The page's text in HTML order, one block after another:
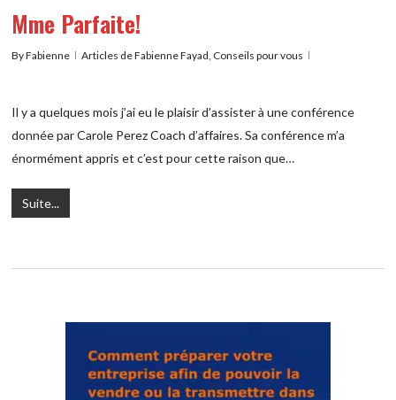
Mme Parfaite!
ByFabienne Articles de Fabienne Fayad, Conseils pour vous
Il y a quelques mois j’ai eu le plaisir d’assister à une conférence
donnée par Carole Perez Coach d’affaires. Sa conférence m’a
énormément appris et c’est pour cette raison que…
Suite...